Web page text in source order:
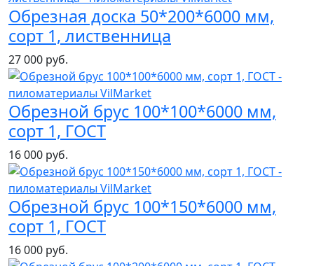
Обрезная доска 50*200*6000 мм,
сорт 1, лиственница
27 000 руб.
Обрезной брус 100*100*6000 мм,
сорт 1, ГОСТ
16 000 руб.
Обрезной брус 100*150*6000 мм,
сорт 1, ГОСТ
16 000 руб.